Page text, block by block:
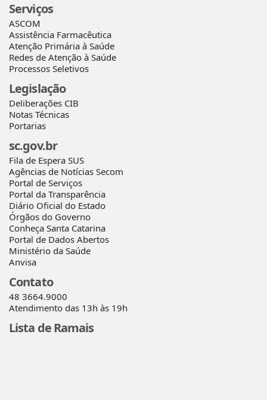
Serviços
ASCOM
Assistência Farmacêutica
Atenção Primária à Saúde
Redes de Atenção à Saúde
Processos Seletivos
Legislação
Deliberações CIB
Notas Técnicas
Portarias
sc.gov.br
Fila de Espera SUS
Agências de Notícias Secom
Portal de Serviços
Portal da Transparência
Diário Oficial do Estado
Órgãos do Governo
Conheça Santa Catarina
Portal de Dados Abertos
Ministério da Saúde
Anvisa
Contato
48 3664.9000
Atendimento das 13h às 19h
Lista de Ramais